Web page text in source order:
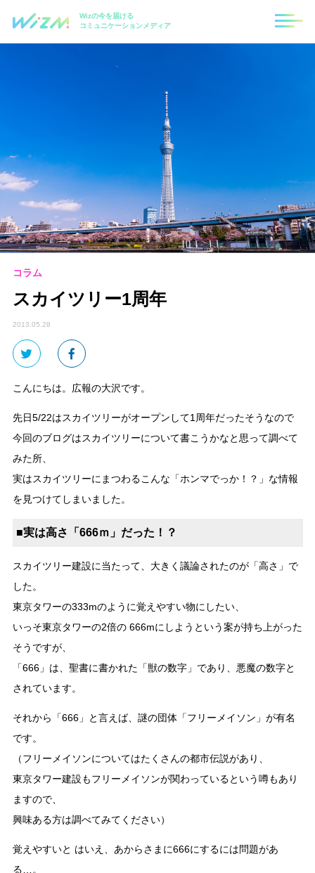
Wizの今を届ける
コミュニケーションメディア
コラム
スカイツリー1周年
2013.05.28
こんにちは。広報の大沢です。
先日5/22はスカイツリーがオープンして1周年だったそうなので
今回のブログはスカイツリーについて書こうかなと思って調べて
みた所、
実はスカイツリーにまつわるこんな「ホンマでっか！？」な情報
を見つけてしまいました。
■実は高さ「666ｍ」だった！？
スカイツリー建設に当たって、大きく議論されたのが「高さ」で
した。
東京タワーの333mのように覚えやすい物にしたい、
いっそ東京タワーの2倍の 666mにしようという案が持ち上がった
そうですが、
「666」は、聖書に書かれた「獣の数字」であり、悪魔の数字と
されています。
それから「666」と言えば、謎の団体「フリーメイソン」が有名
です。
（フリーメイソンについてはたくさんの都市伝説があり、
東京タワー建設もフリーメイソンが関わっているという噂もあり
ますので、
興味ある方は調べてみてください）
覚えやすいと はいえ、あからさまに666にするには問題があ
る…。